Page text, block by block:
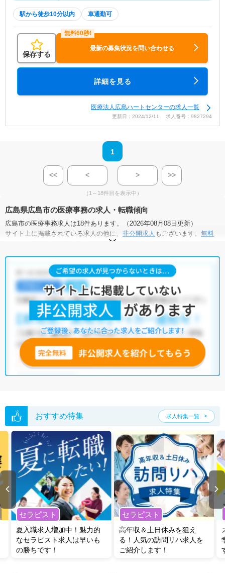
駅から徒歩10分以内 車通勤可
保存する
最新の募集状況を問い合わせる
詳細を見る
医療法人広島ハートセンターの求人一覧
更新日：2024/12/11 求人番号：9827294
1
<< < > >>
（1～18件目を表示中）
広島県広島市の医療事務の求人・転職傾向
広島市の医療事務求人は18件あります。（2026年08月08日更新）
サイト上に掲載されている求人の他に、 非公開求人 もございます。 無料
にお申し込みいただくと、全求人からご希望条件に合
広島市の医療事務求人では以下のような条件が人気です。
積極採用中・残業少なめ 住宅手当・補助あり ・
・病院・クリニック・介護福祉施設・その他
他の条件でも人気の求人がございますので、「こだわり条件」から検索
いただくか、お気軽にお問い合わせください。
全国の医療事務求人から検索いただくことも可能です。
無料転職支援サービス
にお申し込みいただくと、ご希望条件をヒアリン
グした上で求人をご提案いたします。
ご希望条件がまだ定まっていない方は人気の希望条件をピックアップし
おすすめ特集 求人特集一覧
セラピスト
夏入職求人増加中！魅力的
なセラピスト求人は早いも
の勝ちです！
セラピスト
高年収＆土日休みを狙え
る！人気の訪問リハ求人を
ご紹介します！